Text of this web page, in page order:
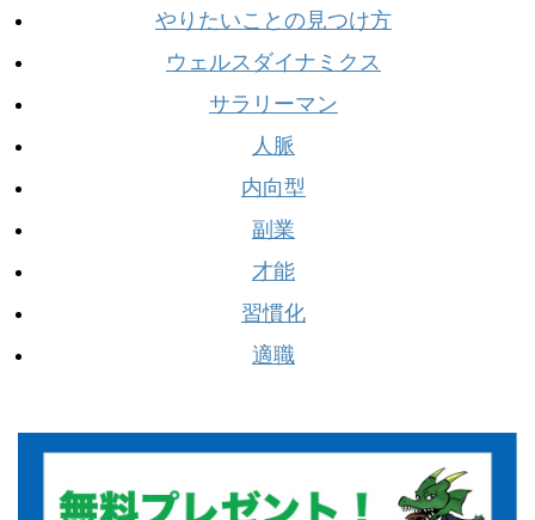
やりたいことの見つけ方
ウェルスダイナミクス
サラリーマン
人脈
内向型
副業
才能
習慣化
適職